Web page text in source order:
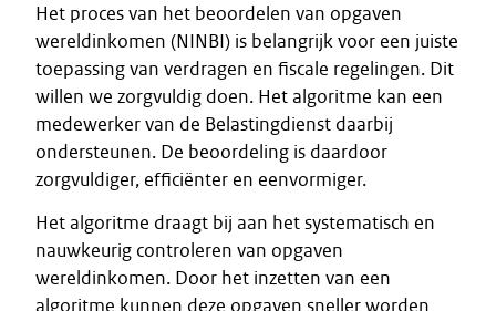
Het proces van het beoordelen van opgaven
wereldinkomen (NINBI) is belangrijk voor een juiste
toepassing van verdragen en fiscale regelingen. Dit
willen we zorgvuldig doen. Het algoritme kan een
medewerker van de Belastingdienst daarbij
ondersteunen. De beoordeling is daardoor
zorgvuldiger, efficiënter en eenvormiger.
Het algoritme draagt bij aan het systematisch en
nauwkeurig controleren van opgaven
wereldinkomen. Door het inzetten van een
algoritme kunnen deze opgaven sneller worden